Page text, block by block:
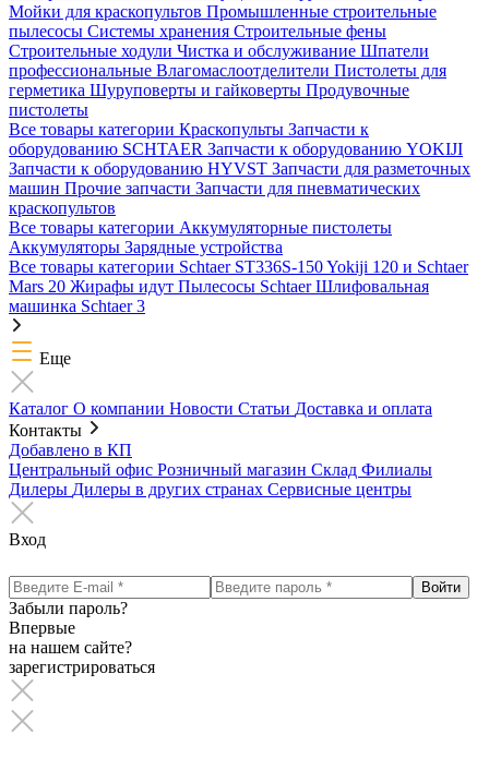
Мойки для краскопультов Промышленные строительные
пылесосы Системы хранения Строительные фены
Строительные ходули Чистка и обслуживание Шпатели
профессиональные Влагомаслоотделители Пистолеты для
герметика Шуруповерты и гайковерты Продувочные
пистолеты
Все товары категории Краскопульты Запчасти к
оборудованию SCHTAER Запчасти к оборудованию YOKIJI
Запчасти к оборудованию HYVST Запчасти для разметочных
машин Прочие запчасти Запчасти для пневматических
краскопультов
Все товары категории Аккумуляторные пистолеты
Аккумуляторы Зарядные устройства
Все товары категории Schtaer ST336S-150Yokiji 120 и Schtaer
Mars 20 Жирафы идут Пылесосы SchtaerШлифовальная
машинка Schtaer 3
Еще
Каталог О компании Новости Статьи Доставка и оплата
Контакты
Добавлено в КП
Центральный офис Розничный магазин Склад Филиалы
Дилеры Дилеры в других странах Сервисные центры
Вход
Забыли пароль?
Впервые
на нашем сайте?
зарегистрироваться